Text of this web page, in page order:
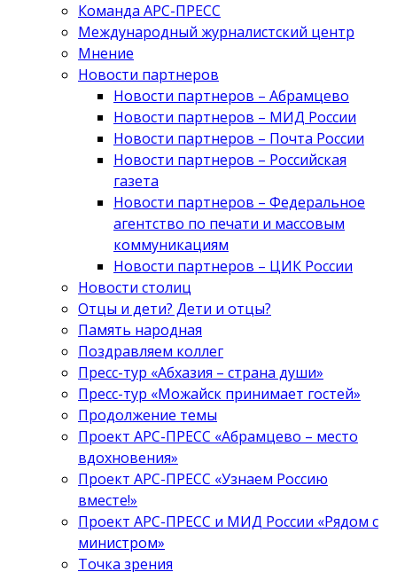
Команда АРС-ПРЕСС
Международный журналистский центр
Мнение
Новости партнеров
Новости партнеров – Абрамцево
Новости партнеров – МИД России
Новости партнеров – Почта России
Новости партнеров – Российская
газета
Новости партнеров – Федеральное
агентство по печати и массовым
коммуникациям
Новости партнеров – ЦИК России
Новости столиц
Отцы и дети? Дети и отцы?
Память народная
Поздравляем коллег
Пресс-тур «Абхазия – страна души»
Пресс-тур «Можайск принимает гостей»
Продолжение темы
Проект АРС-ПРЕСС «Абрамцево – место
вдохновения»
Проект АРС-ПРЕСС «Узнаем Россию
вместе!»
Проект АРС-ПРЕСС и МИД России «Рядом с
министром»
Точка зрения